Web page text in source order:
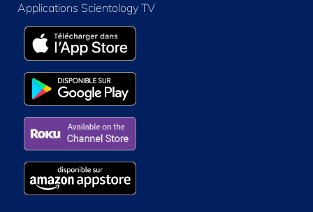
Applications Scientology TV